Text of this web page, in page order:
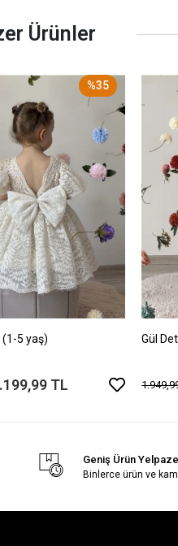
Ürünler
%35
(1-5 yaş)
TL
Gül
Geniş Ürün
Binlerce ürün ve